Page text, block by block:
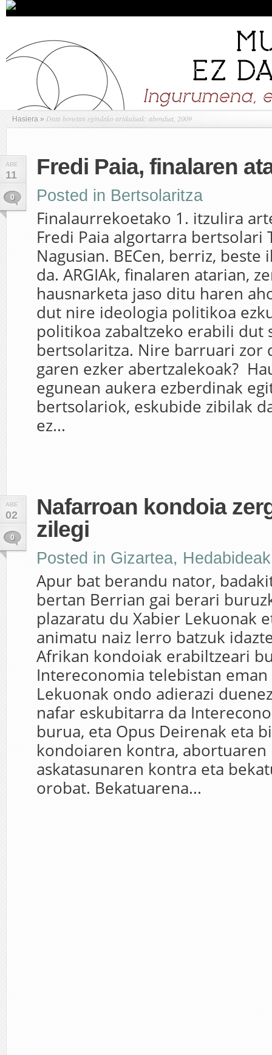
Hasiera » Data honetan egindako artikuluak: abendua, 2009
ABE
11
0
Fredi Paia, finalaren
Posted in Bertsolaritza
Finalaurrekoetako 1. itzulira
Fredi Paia algortarra bertsolari
Nagusian. BECen, berriz, beste
da. ARGIAk, finalaren atarian,
hausnarketa jaso ditu haren
dut nire ideologia politikoa
politikoa zabaltzeko erabili dut
bertsolaritza. Nire barruari zor
garen ezker abertzalekoak?
egunean aukera ezberdinak
bertsolariok, eskubide zibilak
ez...
ABE
02
0
Nafarroan kondoia
zilegi
Posted in Gizartea, Hedabideak
Apur bat berandu nator,
bertan Berrian gai berari
plazaratu du Xabier Lekuonak
animatu naiz lerro batzuk
Afrikan kondoiak erabiltzeari
Intereconomia telebistan
Lekuonak ondo adierazi
nafar eskubitarra da
burua, eta Opus Deirenak eta
kondoiaren kontra, abortuaren
askatasunaren kontra eta
orobat. Bekatuarena...